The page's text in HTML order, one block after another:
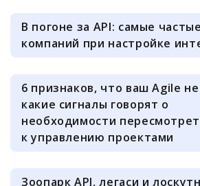
В погоне за API: самые
компаний при настройке
6 признаков, что ваш Agile
какие сигналы говорят о
необходимости
к управлению проектами
Зоопарк API, легаси и